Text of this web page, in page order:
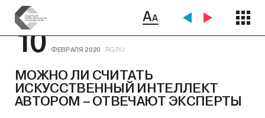
10 ФЕВРАЛЯ 2020 RG.RU
МОЖНО ЛИ СЧИТАТЬ
ИСКУССТВЕННЫЙ ИНТЕЛЛЕКТ
АВТОРОМ – ОТВЕЧАЮТ ЭКСПЕРТЫ